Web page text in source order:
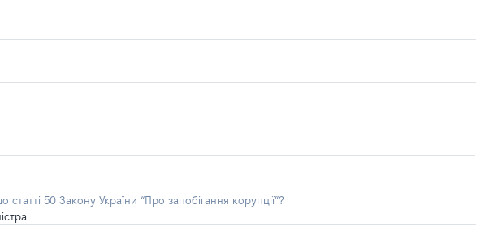
50 Закону України “Про запобігання корупції”?